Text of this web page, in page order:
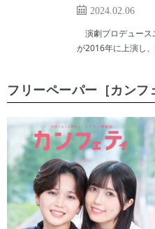
2024.02.06
演劇プロデュース
が2016年に上演し
フリーペーパー［カンフ